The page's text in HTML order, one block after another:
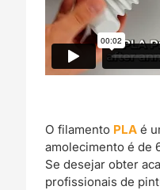
O filamento PLA é
amolecimento é de
Se desejar obter
profissionais de